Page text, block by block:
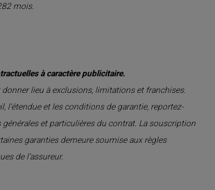
mois.
à caractère publicitaire.
donner lieu à exclusions, limitations et franchises.
l’étendue et les conditions de garantie, reportez-
et particulières du contrat. La souscription
garanties demeure soumise aux règles
de l’assureur.